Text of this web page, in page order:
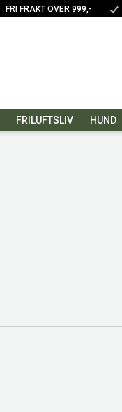
FRI FRAKT OVER 999,-
FRILUFTSLIV HUND